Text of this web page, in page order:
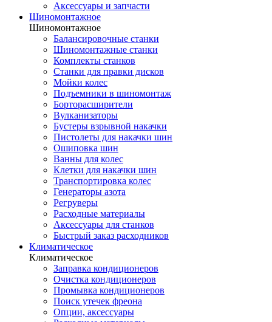
Аксессуары и запчасти
Шиномонтажное
Шиномонтажное
Балансировочные станки
Шиномонтажные станки
Комплекты станков
Станки для правки дисков
Мойки колес
Подъемники в шиномонтаж
Борторасширители
Вулканизаторы
Бустеры взрывной накачки
Пистолеты для накачки шин
Ошиповка шин
Ванны для колес
Клетки для накачки шин
Транспортировка колес
Генераторы азота
Регруверы
Расходные материалы
Аксессуары для станков
Быстрый заказ расходников
Климатическое
Климатическое
Заправка кондиционеров
Очистка кондиционеров
Промывка кондиционеров
Поиск утечек фреона
Опции, аксессуары